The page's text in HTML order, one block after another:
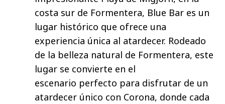
costa sur de Formentera, Blue Bar es un
lugar histórico que ofrece una
experiencia única al atardecer. Rodeado
de la belleza natural de Formentera, este
lugar se convierte en el
escenario perfecto para disfrutar de un
atardecer único con Corona, donde cada